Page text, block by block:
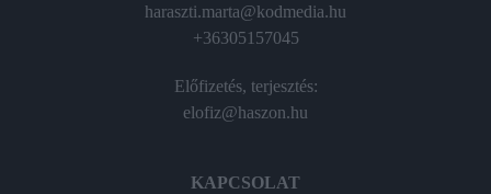
haraszti.marta@kodmedia.hu
+36305157045
Előfizetés, terjesztés:
elofiz@haszon.hu
KAPCSOLAT